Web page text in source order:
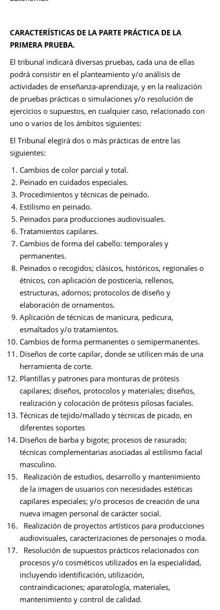
CARACTERÍSTICAS DE LA PARTE PRÁCTICA DE LA
PRIMERA PRUEBA.
El tribunal indicará diversas pruebas, cada una de ellas
podrá consistir en el planteamiento y/o análisis de
actividades de enseñanza-aprendizaje, y en la realización
de pruebas prácticas o simulaciones y/o resolución de
ejercicios o supuestos, en cualquier caso, relacionado con
uno o varios de los ámbitos siguientes:
El Tribunal elegirá dos o más prácticas de entre las
siguientes:
Cambios de color parcial y total.
Peinado en cuidados especiales.
Procedimientos y técnicas de peinado.
Estilismo en peinado.
Peinados para producciones audiovisuales.
Tratamientos capilares.
Cambios de forma del cabello: temporales y
permanentes.
Peinados o recogidos; clásicos, históricos, regionales o
étnicos, con aplicación de posticería, rellenos,
estructuras, adornos; protocolos de diseño y
elaboración de ornamentos.
Aplicación de técnicas de manicura, pedicura,
esmaltados y/o tratamientos.
Cambios de forma permanentes o semipermanentes.
Diseños de corte capilar, donde se utilicen más de una
herramienta de corte.
Plantillas y patrones para monturas de prótesis
capilares; diseños, protocolos y materiales; diseños,
realización y colocación de prótesis pilosas faciales.
Técnicas de tejido/mallado y técnicas de picado, en
diferentes soportes
Diseños de barba y bigote; procesos de rasurado;
técnicas complementarias asociadas al estilismo facial
masculino.
Realización de estudios, desarrollo y mantenimiento
de la imagen de usuarios con necesidades estéticas
capilares especiales; y/o procesos de creación de una
nueva imagen personal de carácter social.
Realización de proyectos artísticos para producciones
audiovisuales, caracterizaciones de personajes o moda.
Resolución de supuestos prácticos relacionados con
procesos y/o cosméticos utilizados en la especialidad,
incluyendo identificación, utilización,
contraindicaciones; aparatología, materiales,
mantenimiento y control de calidad.